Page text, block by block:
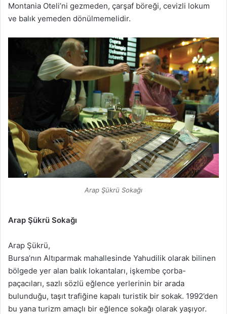
Montania Oteli’ni gezmeden, çarşaf böreği, cevizli lokum
ve balık yemeden dönülmemelidir.
Arap Şükrü Sokağı
Arap Şükrü Sokağı
Arap Şükrü,
Bursa’nın Altıparmak mahallesinde Yahudilik olarak bilinen
bölgede yer alan balık lokantaları, işkembe çorba-
paçacıları, sazlı sözlü eğlence yerlerinin bir arada
bulunduğu, taşıt trafiğine kapalı turistik bir sokak. 1992’den
bu yana turizm amaçlı bir eğlence sokağı olarak yaşıyor.